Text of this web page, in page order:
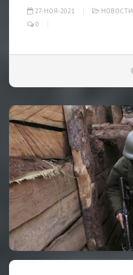
27-НОЯ-2021 НОВОСТИ
0